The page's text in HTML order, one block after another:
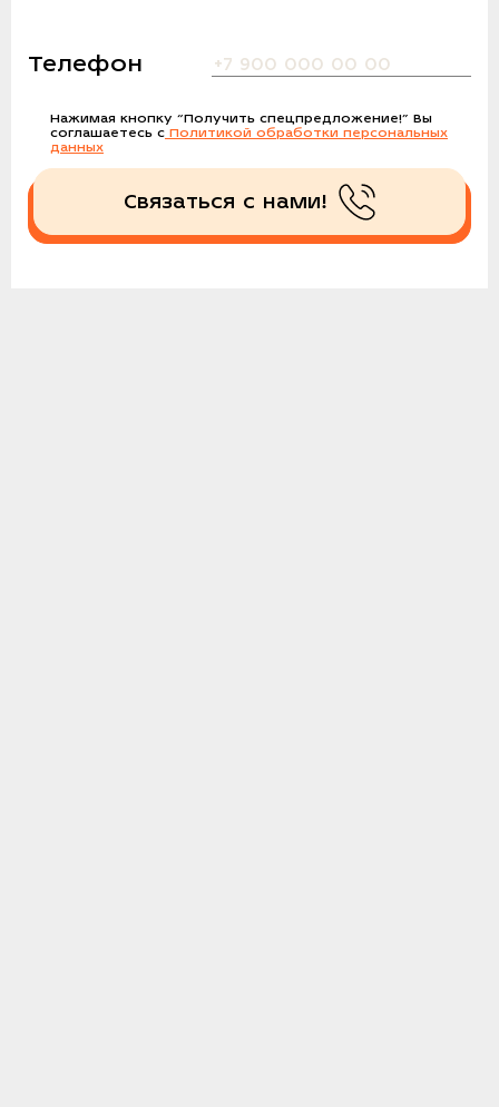
Телефон
Нажимая кнопку “Получить спецпредложение!” Вы
соглашаетесь с Политикой обработки персональных
данных
Получить спецпредложение!
Связаться с нами!